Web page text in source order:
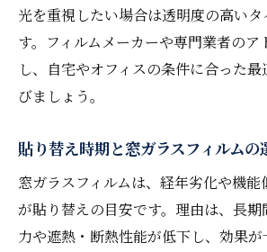
光を重視したい場合は透明度の高い
す。フィルムメーカーや専門業者のア
し、自宅やオフィスの条件に合った
びましょう。
貼り替え時期と窓ガラスフィルムの
窓ガラスフィルムは、経年劣化や機
が貼り替えの目安です。理由は、長
力や遮熱・断熱性能が低下し、効果